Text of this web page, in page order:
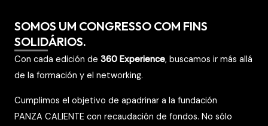
SOMOS UM CONGRESSO COM FINS
SOLIDÁRIOS.
Con cada edición de 360 Experience, buscamos ir más allá
de la formación y el networking.
Cumplimos el objetivo de apadrinar a la fundación
PANZA CALIENTE con recaudación de fondos. No sólo